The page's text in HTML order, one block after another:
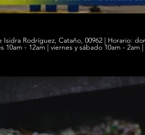
Cataño, 00962 | Horario: domingo, lunes, martes,